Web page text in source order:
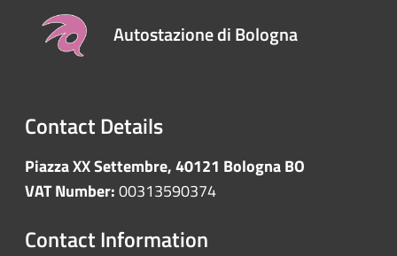
Autostazione di Bologna
Contact Details
Piazza XX Settembre, 40121 Bologna BO
VAT Number:00313590374
Contact Information